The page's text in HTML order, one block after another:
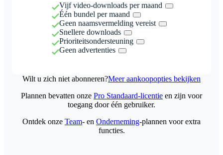
Vijf video-downloads per maand
Één bundel per maand
Geen naamsvermelding vereist
Snellere downloads
Prioriteitsondersteuning
Geen advertenties
Wilt u zich niet abonneren?Meer aankoopopties bekijken
Plannen bevatten onze Pro Standaard-licentie en zijn voor
toegang door één gebruiker.
Ontdek onze Team- en Onderneming-plannen voor extra
functies.